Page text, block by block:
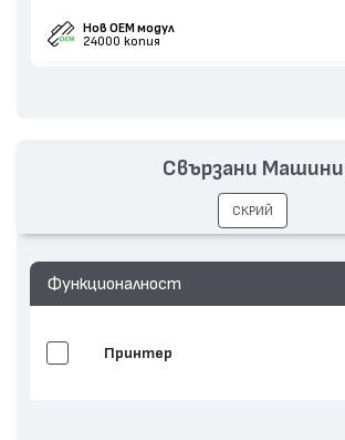
Нов ОЕМ модул
24000 копия
Функционалност
Принтер
Свързани Машини
СКРИЙ